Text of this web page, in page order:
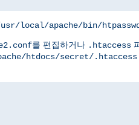
local/apache/bin/htpasswd
를 편집하거나 .htaccess
htdocs/secret/.htaccess